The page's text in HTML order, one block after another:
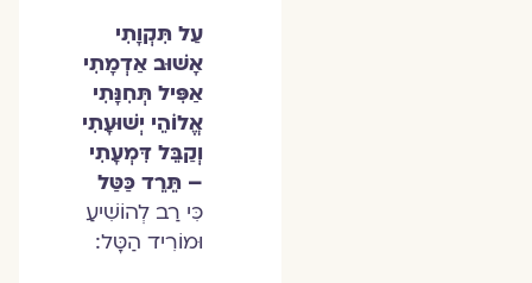
עַל תִּקְוָתִי
אָשׁוּב אַדְמָתִי
אַפִּיל תְּחִנָּתִי
אֱלוֹהֵי יְשׁוּעָתִי
וְקַבֵּל דִּמְעָתִי
– תֵּרֵד כַּטַּל
כִּי רַב לְהוֹשִׁיעַ
וּמוֹרִיד הַטָּל: